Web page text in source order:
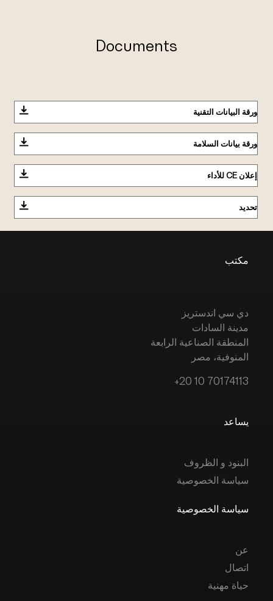
Documents
ورقة البيانات التقنية
ورقة بيانات السلامة
إعلان CE للأداء
تحديد
مكتب
دي سي اندستريز
مدينة السادات
المنطقة الصناعية الرابعة
المنوفية، مصر
+20 10 70174113
يساعد
البنود و الظروف
سياسة الخصوصية
سياسة الخصوصية
عن
اتصال
حياة مهنية